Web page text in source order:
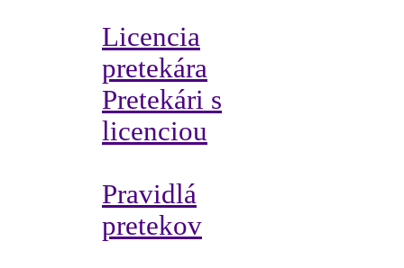
Licencia
pretekára
Pretekári s
licenciou
Pravidlá
pretekov